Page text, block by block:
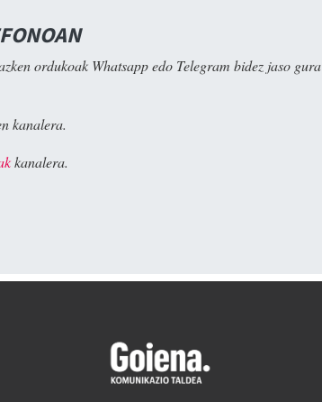
ordukoak Whatsapp edo Telegram bidez jaso gura
kanalera.
kanalera.